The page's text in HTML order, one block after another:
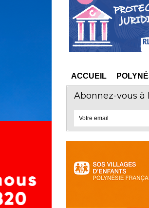
ACCUEIL
Abonnez-vous